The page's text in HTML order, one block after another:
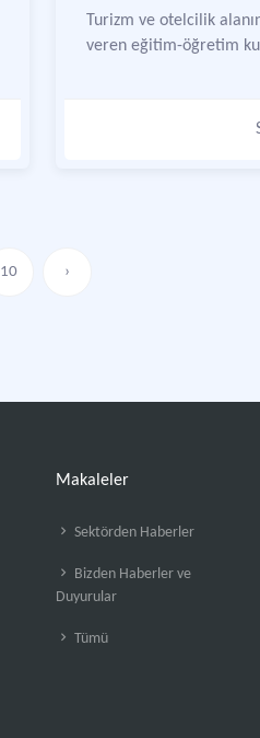
Turizm ve otelcilik
veren eğitim-öğretim
10 ›
Makaleler
Sektörden Haberler
Bizden Haberler ve
Duyurular
Tümü